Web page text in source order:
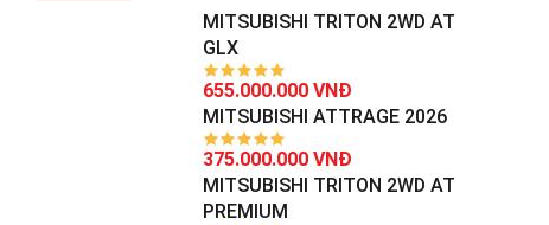
MITSUBISHI TRITON 2WD AT
GLX
655.000.000 VNĐ
MITSUBISHI ATTRAGE 2026
375.000.000 VNĐ
MITSUBISHI TRITON 2WD AT
PREMIUM